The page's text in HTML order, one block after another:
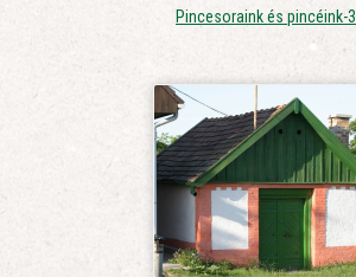
Pincesoraink és pincéink-3